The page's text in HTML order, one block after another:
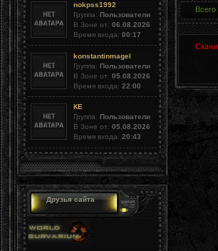
nokpss1992
Группа: Пользователи
В Зоне от: 06.08.2026
Время входа: 00:17
konstantinmagel
Группа: Пользователи
В Зоне от: 05.08.2026
Время входа: 22:00
КЕ
Группа: Пользователи
В Зоне от: 05.08.2026
Время входа: 20:43
Друзья сайта